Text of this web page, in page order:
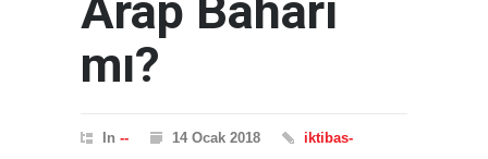
mı?
In -- 14 Ocak 2018 iktibas-